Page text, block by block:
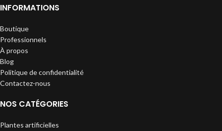
INFORMATIONS
Boutique
Professionnels
À propos
Blog
Politique de confidentialité
Contactez-nous
NOS CATÉGORIES
Plantes artificielles